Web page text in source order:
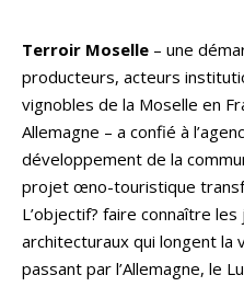
Terroir Moselle – une
producteurs, acteurs
vignobles de la Moselle en
Allemagne – a confié à
développement de la
projet œno-touristique
L’objectif? faire connaître
architecturaux qui longent la
passant par l’Allemagne, le